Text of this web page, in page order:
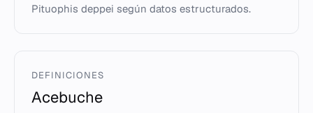
Pituophis deppei según datos estructurados.
DEFINICIONES
Acebuche